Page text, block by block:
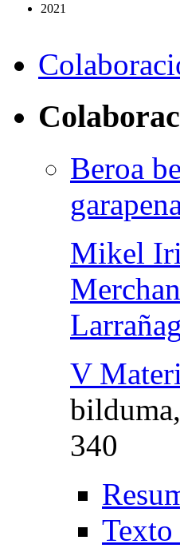
2021
Beroa
Mikel
Merchan
V
bilduma
340